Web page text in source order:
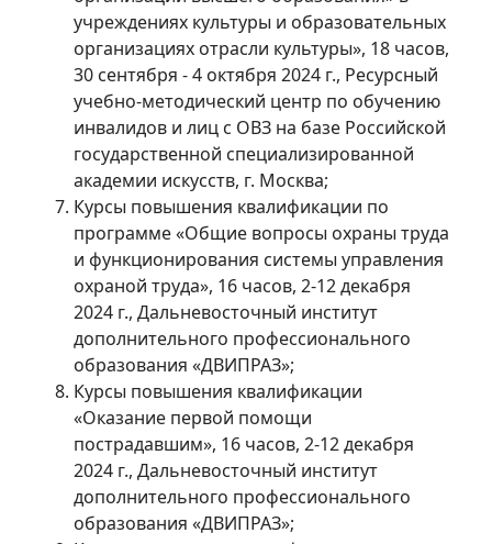
учреждениях культуры и образовательных
организациях отрасли культуры», 18 часов,
30 сентября - 4 октября 2024 г., Ресурсный
учебно-методический центр по обучению
инвалидов и лиц с ОВЗ на базе Российской
государственной специализированной
академии искусств, г. Москва;
Курсы повышения квалификации по
программе «Общие вопросы охраны труда
и функционирования системы управления
охраной труда», 16 часов, 2-12 декабря
2024 г., Дальневосточный институт
дополнительного профессионального
образования «ДВИПРАЗ»;
Курсы повышения квалификации
«Оказание первой помощи
пострадавшим», 16 часов, 2-12 декабря
2024 г., Дальневосточный институт
дополнительного профессионального
образования «ДВИПРАЗ»;